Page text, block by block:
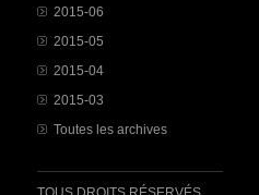
2015-06
2015-05
2015-04
2015-03
Toutes les archives